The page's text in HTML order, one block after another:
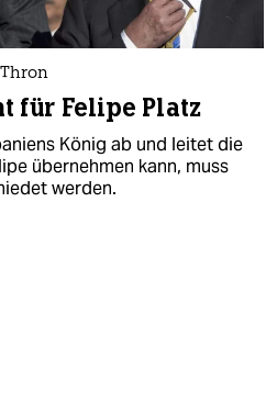
für Felipe Platz
König ab und leitet die
übernehmen kann, muss
werden.